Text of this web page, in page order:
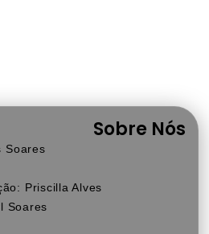
Sobre Nós
Soares
Priscilla Alves
Soares